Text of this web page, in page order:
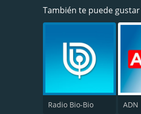
También te puede gustar
Radio Bio-Bio ADN